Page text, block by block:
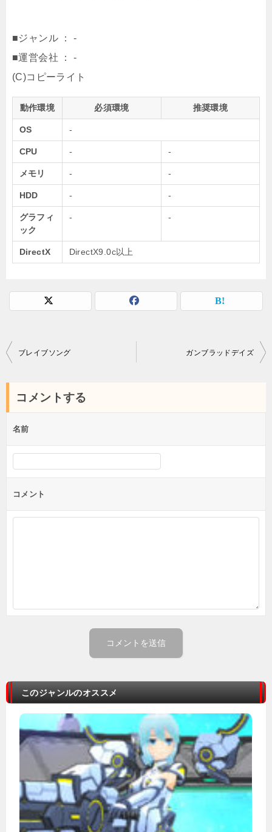
■ジャンル ： -
■運営会社 ： -
(C)コピーライト
動作環境 必須環境 推奨環境
OS -
CPU - -
メモリ - -
HDD - -
グラフィ
ック
- -
DirectX DirectX9.0c以上
投
ゲ
シ
ブレイブソング ガンブラッドデイズ
コメントする
名前
コメント
このジャンルのオススメ